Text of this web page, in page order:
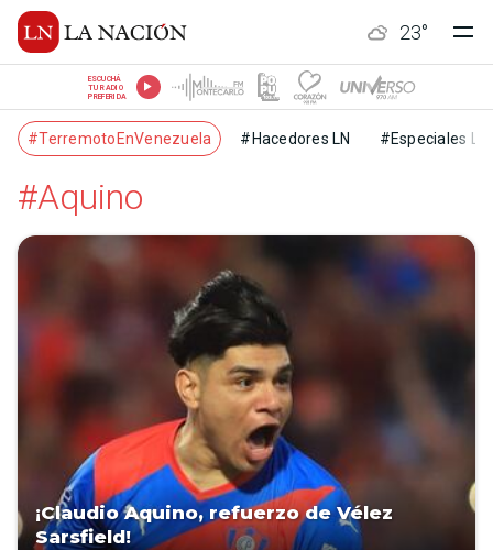
23°
ESCUCHÁ
TU RADIO
PREFERIDA
#TerremotoEnVenezuela #Hacedores LN #Especiales LN
#Aquino
¡Claudio Aquino, refuerzo de Vélez
Sarsfield!